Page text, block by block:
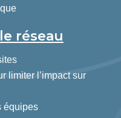
réseau
limiter l’impact sur
équipes